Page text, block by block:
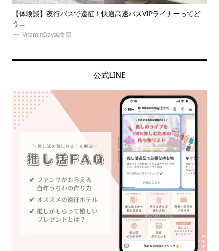
【体験談】夜行バスで遠征！快適高速バスVIPライナーってど
う...
VitaminDay編集部
公式LINE